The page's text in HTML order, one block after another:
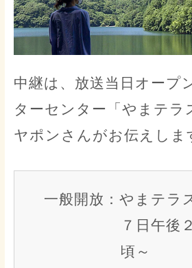
中継は、放送当日オープ
ターセンター「やまテラ
ヤポンさんがお伝えしま
一般開放：やまテラ
７日午後
頃～